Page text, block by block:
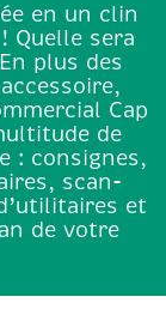
en un clin
Quelle sera
plus des
Cap
de
: consignes,
scan-
et
de votre